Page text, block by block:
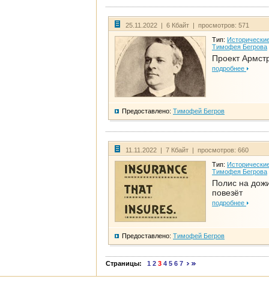
25.11.2022 | 6 Кбайт | просмотров: 571
Тип:
Тимофея Бегрова
Проект
подробнее
Предоставлено: Тимофей Бегров
11.11.2022 | 7 Кбайт | просмотров: 660
Тип:
Тимофея Бегрова
Полис на
повезёт
подробнее
Предоставлено: Тимофей Бегров
Страницы: 1 2 3 4 5 6 7